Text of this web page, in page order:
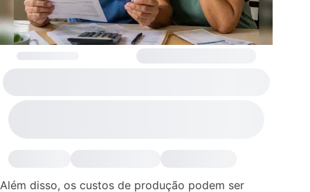
Além disso, os custos de produção podem ser